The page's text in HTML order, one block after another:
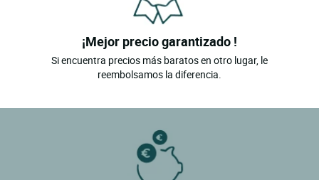
¡Mejor precio garantizado !
Si encuentra precios más baratos en otro lugar, le
reembolsamos la diferencia.